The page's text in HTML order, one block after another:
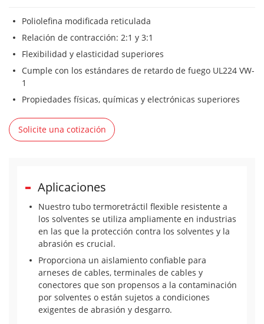
Poliolefina modificada reticulada
Relación de contracción: 2:1 y 3:1
Flexibilidad y elasticidad superiores
Cumple con los estándares de retardo de fuego UL224 VW-
1
Propiedades físicas, químicas y electrónicas superiores
Solicite una cotización
Aplicaciones
Nuestro tubo termoretráctil flexible resistente a
los solventes se utiliza ampliamente en industrias
en las que la protección contra los solventes y la
abrasión es crucial.
Proporciona un aislamiento confiable para
arneses de cables, terminales de cables y
conectores que son propensos a la contaminación
por solventes o están sujetos a condiciones
exigentes de abrasión y desgarro.